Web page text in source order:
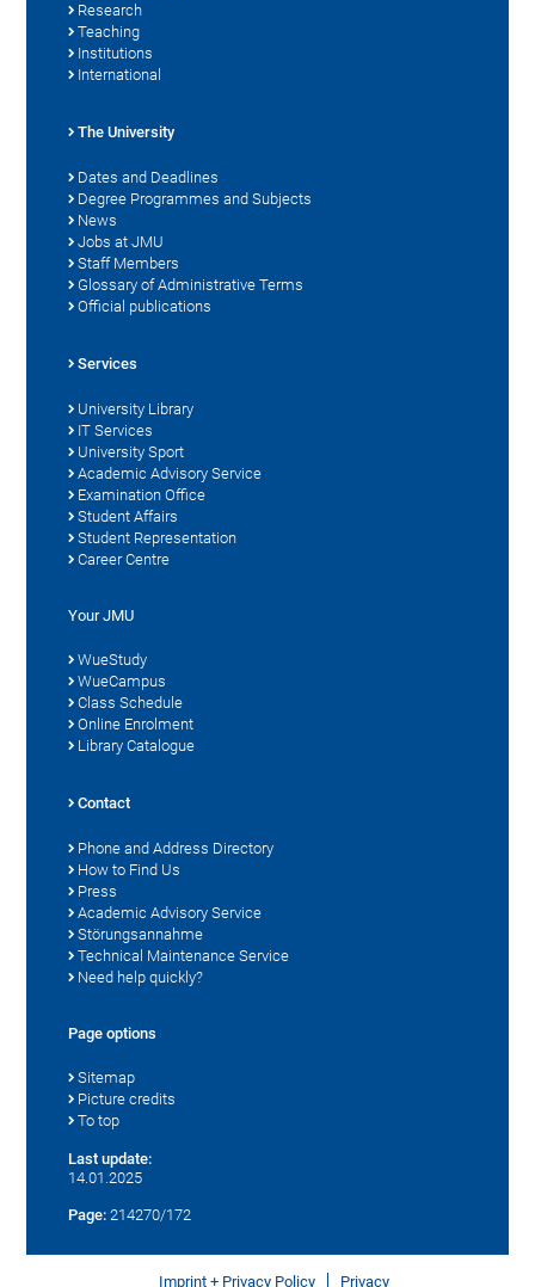
Research
Teaching
Institutions
International
The University
Dates and Deadlines
Degree Programmes and Subjects
News
Jobs at JMU
Staff Members
Glossary of Administrative Terms
Official publications
Services
University Library
IT Services
University Sport
Academic Advisory Service
Examination Office
Student Affairs
Student Representation
Career Centre
Your JMU
WueStudy
WueCampus
Class Schedule
Online Enrolment
Library Catalogue
Contact
Phone and Address Directory
How to Find Us
Press
Academic Advisory Service
Störungsannahme
Technical Maintenance Service
Need help quickly?
Page options
Sitemap
Picture credits
To top
Last update:
14.01.2025
Page: 214270/172
Imprint + Privacy Policy Privacy